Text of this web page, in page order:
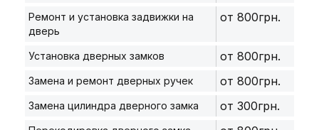
Ремонт и установка задвижки на
дверь
от 800грн.
Установка дверных замков от 800грн.
Замена и ремонт дверных ручек от 800грн.
Замена цилиндра дверного замка от 300грн.